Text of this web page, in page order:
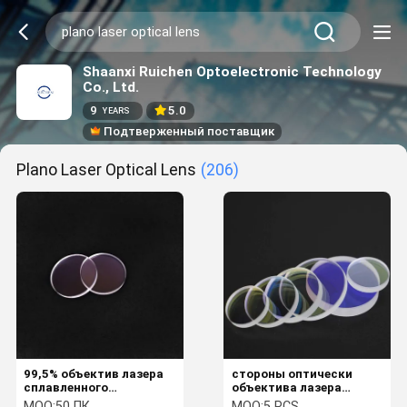
Shaanxi Ruichen Optoelectronic Technology
Co., Ltd.
9 YEARS
5.0
Подтверженный поставщик
Plano Laser Optical Lens (206)
99,5% объектив лазера
сплавленного
кремнезема Плано
стороны оптически
объектива лазера
532nmAR 16*2mm